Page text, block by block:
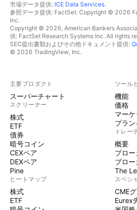
市場データ提供: ICE Data Services.
参照データ提供: FactSet. Copyright © 2026
Inc.
Copyright © 2026, American Bankers
供: FactSet Research Systems Inc. All rights
SEC提出書類およびその他ドキュメント提供:
© 2026 TradingView, Inc.
主要プロダクト
スーパーチャート
スクリーナー
株式
ETF
債券
暗号コイン
CEXペア
DEXペア
Pine
ヒートマップ
株式
ETF
ツール
機能
価格
マー
プラ
トレー
概要
ブロー
ブロ
The
スペシ
CME
Eurex